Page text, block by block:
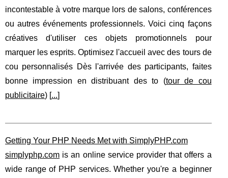
incontestable à votre marque lors de salons, conférences
ou autres événements professionnels. Voici cinq façons
créatives d'utiliser ces objets promotionnels pour
marquer les esprits. Optimisez l'accueil avec des tours de
cou personnalisés Dès l'arrivée des participants, faites
bonne impression en distribuant des to (tour de cou
publicitaire) [...]
Getting Your PHP Needs Met with SimplyPHP.com
simplyphp.com is an online service provider that offers a
wide range of PHP services. Whether you're a beginner